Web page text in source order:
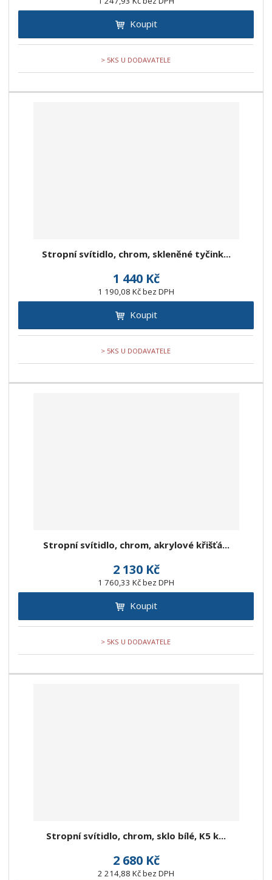
Koupit
> 5KS U DODAVATELE
Stropní svítidlo, chrom, skleněné tyčink...
1 440 Kč
1 190,08 Kč bez DPH
Koupit
> 5KS U DODAVATELE
Stropní svítidlo, chrom, akrylové křišťá...
2 130 Kč
1 760,33 Kč bez DPH
Koupit
> 5KS U DODAVATELE
Stropní svítidlo, chrom, sklo bílé, K5 k...
2 680 Kč
2 214,88 Kč bez DPH